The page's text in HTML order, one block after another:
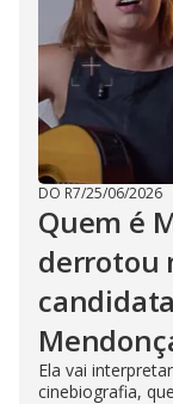
DO R7/25/06/2026
Quem é
derrotou
Ela vai
cinebiografia,